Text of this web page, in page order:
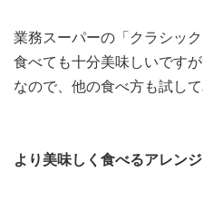
業務スーパーの「クラシッ
食べても十分美味しいです
なので、他の食べ方も試し
より美味しく食べるアレン